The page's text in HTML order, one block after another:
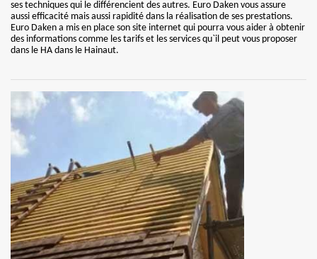
ses techniques qui le différencient des autres. Euro Daken vous assure
aussi efficacité mais aussi rapidité dans la réalisation de ses prestations.
Euro Daken a mis en place son site internet qui pourra vous aider à obtenir
des informations comme les tarifs et les services qu`il peut vous proposer
dans le HA dans le Hainaut.